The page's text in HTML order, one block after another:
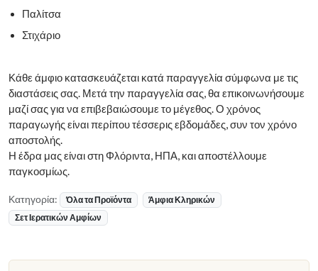
Παλίτσα
Στιχάριο
Κάθε άμφιο κατασκευάζεται κατά παραγγελία σύμφωνα με τις
διαστάσεις σας. Μετά την παραγγελία σας, θα επικοινωνήσουμε
μαζί σας για να επιβεβαιώσουμε το μέγεθος. Ο χρόνος
παραγωγής είναι περίπου τέσσερις εβδομάδες, συν τον χρόνο
αποστολής.
Η έδρα μας είναι στη Φλόριντα, ΗΠΑ, και αποστέλλουμε
παγκοσμίως.
Κατηγορία: Όλα τα Προϊόντα
Άμφια Κληρικών
Σετ Ιερατικών Αμφίων